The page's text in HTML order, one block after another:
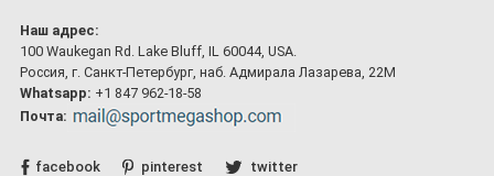
Наш адрес:
100 Waukegan Rd. Lake Bluff, IL 60044, USA.
Россия, г. Санкт-Петербург, наб. Адмирала Лазарева, 22М
Whatsapp: +1 847 962-18-58
Почта:
facebook pinterest
twitter